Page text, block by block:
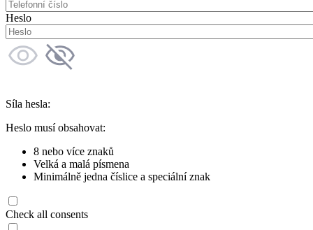
Heslo
Síla hesla:
Heslo musí obsahovat:
8 nebo více znaků
Velká a malá písmena
Minimálně jedna číslice a speciální znak
Check all consents